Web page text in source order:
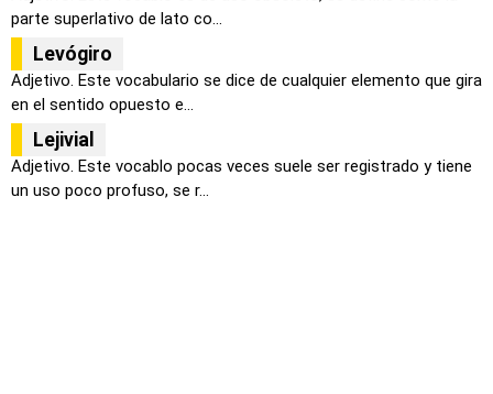
parte superlativo de lato co...
Levógiro
Adjetivo. Este vocabulario se dice de cualquier elemento que gira
en el sentido opuesto e...
Lejivial
Adjetivo. Este vocablo pocas veces suele ser registrado y tiene
un uso poco profuso, se r...